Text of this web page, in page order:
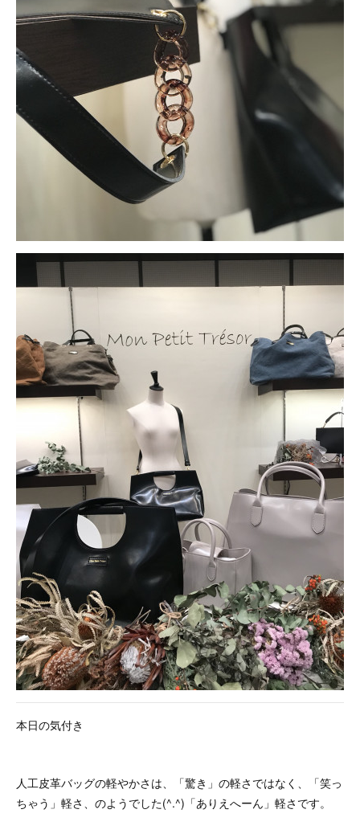
本日の気付き
人工皮革バッグの軽やかさは、「驚き」の軽さではなく、「笑っ
ちゃう」軽さ、のようでした(^.^)「ありえへーん」軽さです。